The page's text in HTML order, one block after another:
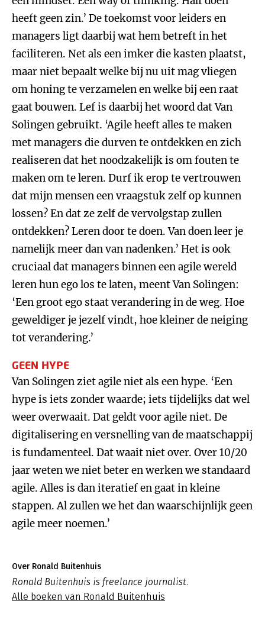
heeft geen zin.’ De toekomst voor leiders en
managers ligt daarbij wat hem betreft in het
faciliteren. Net als een imker die kasten plaatst,
maar niet bepaalt welke bij nu uit mag vliegen
om honing te verzamelen en welke bij een raat
gaat bouwen. Lef is daarbij het woord dat Van
Solingen gebruikt. ‘Agile heeft alles te maken
met managers die durven te ontdekken en zich
realiseren dat het noodzakelijk is om fouten te
maken om te leren. Durf ik erop te vertrouwen
dat mijn mensen een vraagstuk zelf op kunnen
lossen? En dat ze zelf de vervolgstap zullen
ontdekken? Leren door te doen. Van doen leer je
namelijk meer dan van nadenken.’ Het is ook
cruciaal dat managers binnen een agile wereld
leren hun ego los te laten, meent Van Solingen:
‘Een groot ego staat verandering in de weg. Hoe
geweldiger je jezelf vindt, hoe kleiner de neiging
tot verandering.’
GEEN HYPE
Van Solingen ziet agile niet als een hype. ‘Een
hype is iets zonder waarde; iets tijdelijks dat wel
weer overwaait. Dat geldt voor agile niet. De
digitalisering en versnelling van de maatschappij
is fundamenteel. Dat waait niet over. Over 10/20
jaar weten we niet beter en werken we standaard
agile. Alles is dan iteratief en gaat in kleine
stappen. Al zullen we het dan waarschijnlijk geen
agile meer noemen.’
Over Ronald Buitenhuis
Ronald Buitenhuis is freelance journalist.
Alle boeken van Ronald Buitenhuis